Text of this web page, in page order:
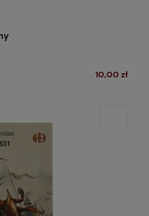
10,00 zł